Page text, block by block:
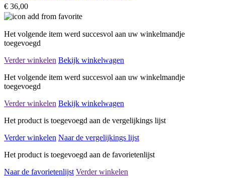
€ 36,00
Het volgende item werd succesvol aan uw winkelmandje
toegevoegd
Verder winkelen Bekijk winkelwagen
Het volgende item werd succesvol aan uw winkelmandje
toegevoegd
Verder winkelen Bekijk winkelwagen
Het product is toegevoegd aan de vergelijkings lijst
Verder winkelen Naar de vergelijkings lijst
Het product is toegevoegd aan de favorietenlijst
Naar de favorietenlijst Verder winkelen